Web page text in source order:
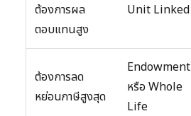
ต้องการผล
ตอบแทนสูง
Unit Linked
ต้องการลด
หย่อนภาษีสูงสุด
Endowment
หรือ Whole
Life